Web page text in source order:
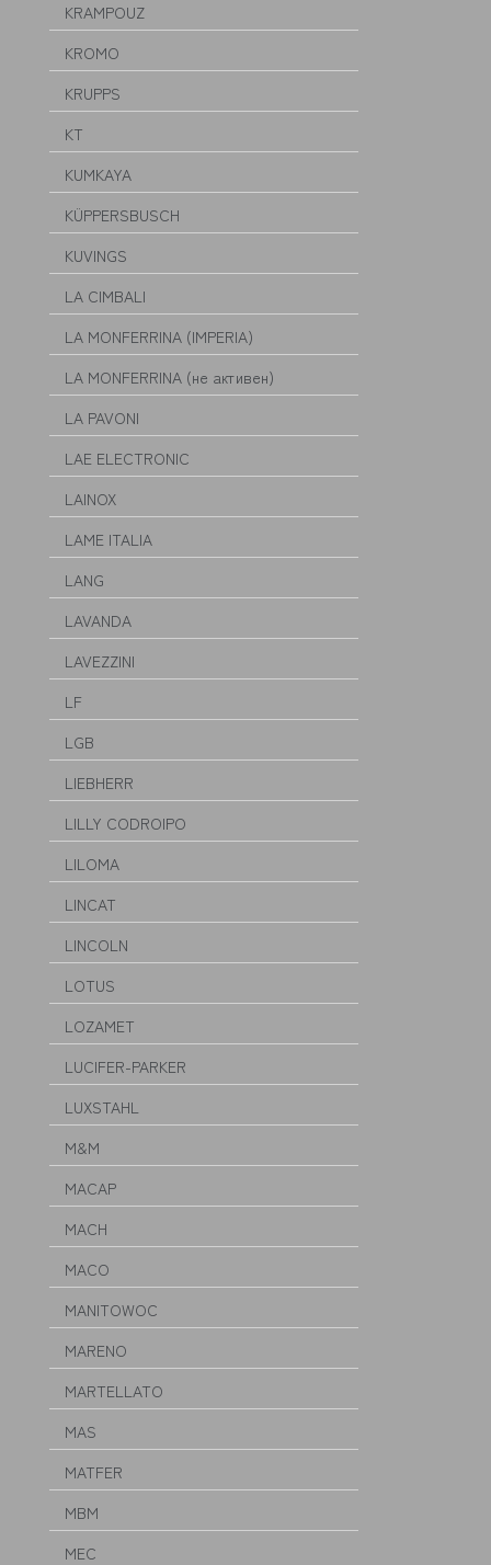
KRAMPOUZ
KROMO
KRUPPS
KT
KUMKAYA
KÜPPERSBUSCH
KUVINGS
LA CIMBALI
LA MONFERRINA (IMPERIA)
LA MONFERRINA (не активен)
LA PAVONI
LAE ELECTRONIC
LAINOX
LAME ITALIA
LANG
LAVANDA
LAVEZZINI
LF
LGB
LIEBHERR
LILLY CODROIPO
LILOMA
LINCAT
LINCOLN
LOTUS
LOZAMET
LUCIFER-PARKER
LUXSTAHL
M&M
MACAP
MACH
MACO
MANITOWOC
MARENO
MARTELLATO
MAS
MATFER
MBM
MEC